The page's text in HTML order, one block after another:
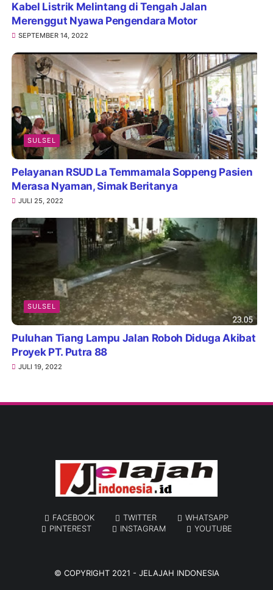
Kabel Listrik Melintang di Tengah Jalan
Merenggut Nyawa Pengendara Motor
SEPTEMBER 14, 2022
SULSEL
Pelayanan RSUD La Temmamala Soppeng Pasien
Merasa Nyaman, Simak Beritanya
JULI 25, 2022
SULSEL
Puluhan Tiang Lampu Jalan Roboh Diduga Akibat
Proyek PT. Putra 88
JULI 19, 2022
FACEBOOK TWITTER
WHATSAPP
PINTEREST
INSTAGRAM YOUTUBE
© COPYRIGHT 2021 - JELAJAH INDONESIA